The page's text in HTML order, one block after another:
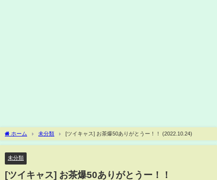
ホーム 未分類 [ツイキャス] お茶爆50ありがとうー！！ (2022.10.24)
未分類
[ツイキャス] お茶爆50ありがとうー！！